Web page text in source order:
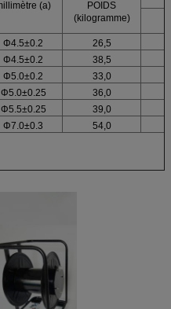
(a)
POIDS
(kilogramme)
Φ4.5±0.2
26,5
Φ4.5±0.2 38,5
Φ5.0±0.2 33,0
Φ5.0±0.25 36,0
Φ5.5±0.25 39,0
Φ7.0±0.3 54,0